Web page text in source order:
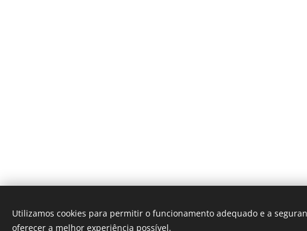
Utilizamos cookies para permitir o funcionamento adequado e a
oferecer a melhor experiência possível.